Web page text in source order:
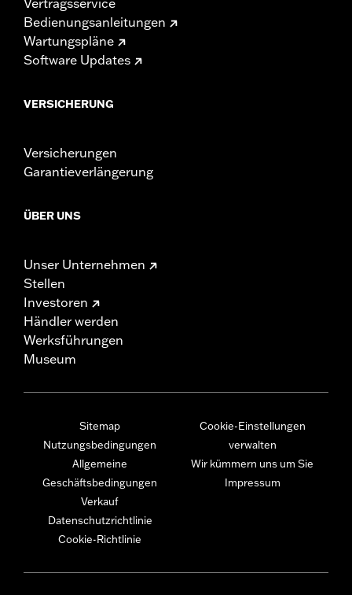
Bedienungsanleitungen
Wartungspläne
Software Updates
VERSICHERUNG
Versicherungen
Garantieverlängerung
ÜBER UNS
Unser Unternehmen
Stellen
Investoren
Händler werden
Werksführungen
Museum
Sitemap
Nutzungsbedingungen
Allgemeine
Geschäftsbedingungen
Verkauf
Datenschutzrichtlinie
Cookie-Richtlinie
Cookie-Einstellungen
verwalten
Wir kümmern uns um Sie
Impressum